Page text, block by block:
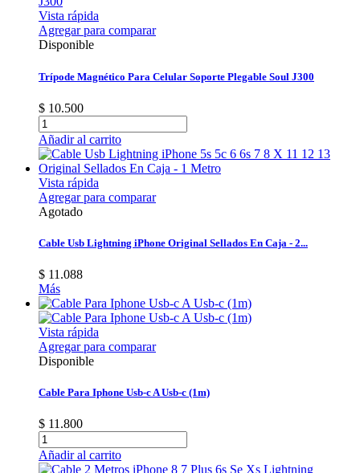
Vista rápida
Agregar para comparar
Disponible
Trípode Magnético Para Celular Soporte Plegable Soul J300
$ 10.500
Añadir al carrito
Vista rápida
Agregar para comparar
Agotado
Cable Usb Lightning iPhone Original Sellados En Caja - 2...
$ 11.088
Más
Vista rápida
Agregar para comparar
Disponible
Cable Para Iphone Usb-c A Usb-c (1m)
$ 11.800
Añadir al carrito